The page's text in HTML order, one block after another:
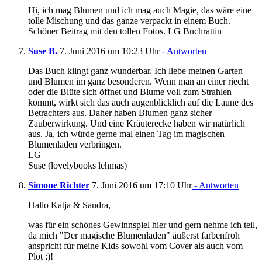
Hi, ich mag Blumen und ich mag auch Magie, das wäre eine
tolle Mischung und das ganze verpackt in einem Buch.
Schöner Beitrag mit den tollen Fotos. LG Buchrattin
Suse B. 7. Juni 2016 um 10:23 Uhr- Antworten
Das Buch klingt ganz wunderbar. Ich liebe meinen Garten
und Blumen im ganz besonderen. Wenn man an einer riecht
oder die Blüte sich öffnet und Blume voll zum Strahlen
kommt, wirkt sich das auch augenblicklich auf die Laune des
Betrachters aus. Daher haben Blumen ganz sicher
Zauberwirkung. Und eine Kräuterecke haben wir natürlich
aus. Ja, ich würde gerne mal einen Tag im magischen
Blumenladen verbringen.
LG
Suse (lovelybooks lehmas)
Simone Richter 7. Juni 2016 um 17:10 Uhr- Antworten
Hallo Katja & Sandra,
was für ein schönes Gewinnspiel hier und gern nehme ich teil,
da mich "Der magische Blumenladen" äußerst farbenfroh
anspricht für meine Kids sowohl vom Cover als auch vom
Plot :)!